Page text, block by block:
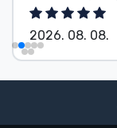
2026. 08. 08.